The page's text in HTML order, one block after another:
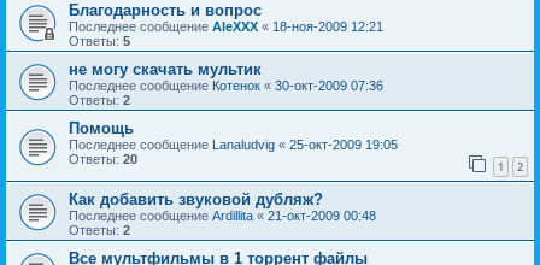
Благодарность и вопрос
Последнее сообщение AleXXX « 18-ноя-2009 12:21
Ответы: 5
не могу скачать мультик
Последнее сообщение Котенок « 30-окт-2009 07:36
Ответы: 2
Помощь
Последнее сообщение Lanaludvig « 25-окт-2009 19:05
Ответы: 20 1 2
Как добавить звуковой дубляж?
Последнее сообщение Ardillita « 21-окт-2009 00:48
Ответы: 2
Все мультфильмы в 1 торрент файлы